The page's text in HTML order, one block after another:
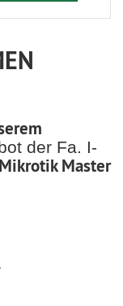
der Fa. I-
Master